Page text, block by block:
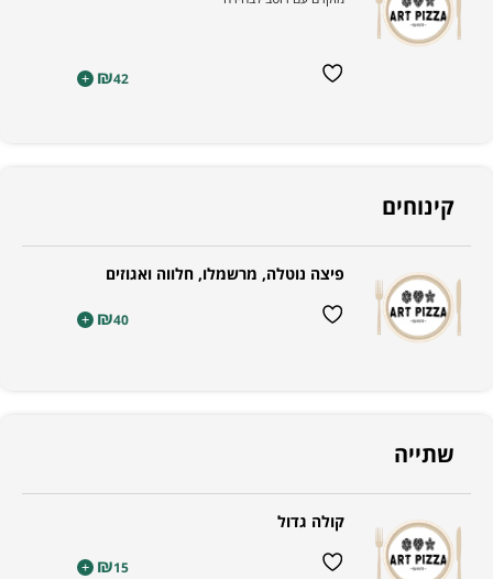
₪42
+
קינוחים
פיצה נוטלה, מרשמלו, חלווה ואגוזים
₪40
+
שתייה
קולה גדול
₪15
+